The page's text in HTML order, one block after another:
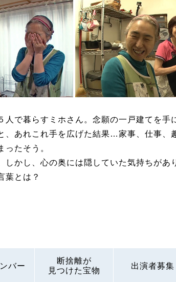
人で暮らすミホさん。念願の一戸建てを手
、あれこれ手を広げた結果…家事、仕事、
ったそう。
しかし、心の奥には隠していた気持ちがあ
葉とは？
バー
断捨離が
見つけた宝物
出演者募集